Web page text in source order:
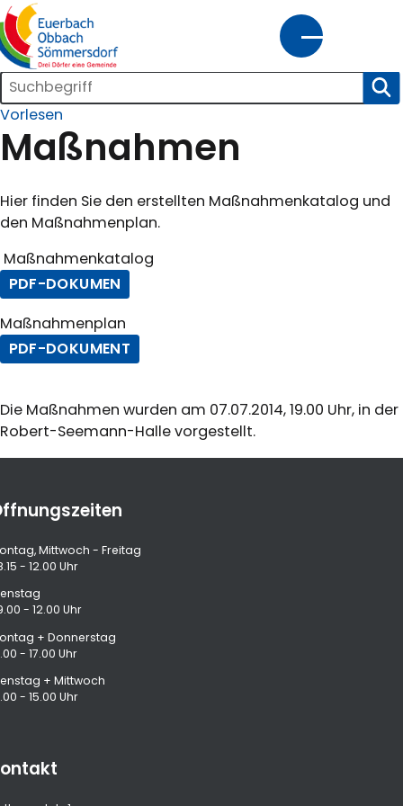
gemeinde@euerbach.de
Kontrast
HomeBürgerserviceKultur
und
WirtschaftInnenentwicklung
Suchleiste
Vorlesen
Maßnahmen
Hier finden Sie den erstellten Maßnahmenkatalog und
den Maßnahmenplan.
Maßnahmenkatalog
PDF-DOKUMEN
Maßnahmenplan
PDF-DOKUMENT
Die Maßnahmen wurden am 07.07.2014, 19.00 Uhr, in der
Robert-Seemann-Halle vorgestellt.
Mittwoch - Freitag
- 12.00 Uhr
- 12.00 Uhr
+ Donnerstag
- 17.00 Uhr
+ Mittwoch
- 15.00 Uhr